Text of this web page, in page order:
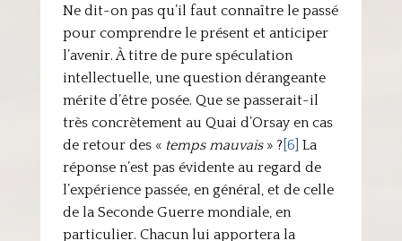
Ne dit-on pas qu’il faut connaître le passé
pour comprendre le présent et anticiper
l’avenir. À titre de pure spéculation
intellectuelle, une question dérangeante
mérite d’être posée. Que se passerait-il
très concrètement au Quai d’Orsay en cas
de retour des « temps mauvais» ? [6] La
réponse n’est pas évidente au regard de
l’expérience passée, en général, et de celle
de la Seconde Guerre mondiale, en
particulier. Chacun lui apportera la